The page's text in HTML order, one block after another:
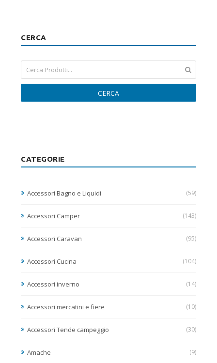
CERCA
CERCA
CATEGORIE
Accessori Bagno e Liquidi (59)
Accessori Camper (143)
Accessori Caravan (95)
Accessori Cucina (104)
Accessori inverno (14)
Accessori mercatini e fiere (10)
Accessori Tende campeggio (30)
Amache (9)